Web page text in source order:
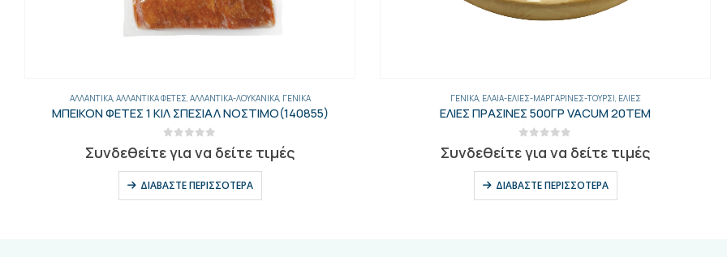
ΑΛΛΑΝΤΙΚΆ, ΑΛΛΑΝΤΙΚΆ ΦΈΤΕΣ, ΑΛΛΑΝΤΙΚΆ-ΛΟΥΚΆΝΙΚΑ, ΓΕΝΙΚΑ
ΜΠΕΙΚΟΝ ΦΕΤΕΣ 1 ΚΙΛ ΣΠΕΣΙΑΛ ΝΟΣΤΙΜΟ(140855)
Συνδεθείτε για να δείτε τιμές
ΔΙΑΒΆΣΤΕ ΠΕΡΙΣΣΌΤΕΡΑ
ΓΕΝΙΚΑ, ΈΛΑΙΑ-ΕΛΙΈΣ-ΜΑΡΓΑΡΊΝΕΣ-ΤΟΥΡΣΊ ΕΛΙΈΣ
ΕΛΙΕΣ ΠΡΑΣΙΝΕΣ 500ΓΡ VACUM 20ΤΕΜ
Συνδεθείτε για να δείτε τιμές
ΔΙΑΒΆΣΤΕ ΠΕΡΙΣΣΌΤΕΡΑ